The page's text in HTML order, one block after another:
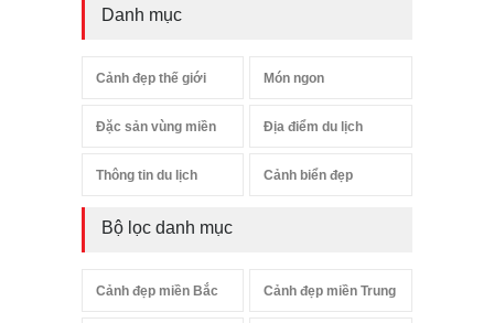
Danh mục
Cảnh đẹp thế giới Món ngon
Đặc sản vùng miền Địa điểm du lịch
Thông tin du lịch Cảnh biển đẹp
Bộ lọc danh mục
Cảnh đẹp miền Bắc Cảnh đẹp miền Trung